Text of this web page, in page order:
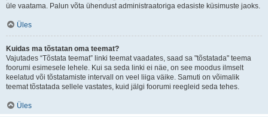
üle vaatama. Palun võta ühendust administraatoriga edasiste küsimuste jaoks.
Üles
Kuidas ma tõstatan oma teemat?
Vajutades “Tõstata teemat” linki teemat vaadates, saad sa "tõstatada" teema
foorumi esimesele lehele. Kui sa seda linki ei näe, on see moodus ilmselt
keelatud või tõstatamiste intervall on veel liiga väike. Samuti on võimalik
teemat tõstatada sellele vastates, kuid jälgi foorumi reegleid seda tehes.
Üles